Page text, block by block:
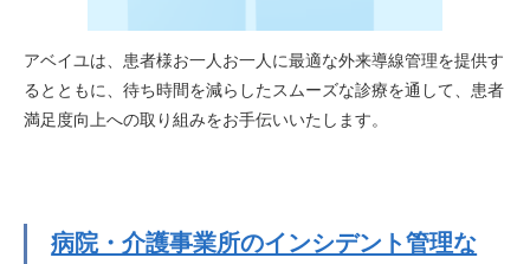
アベイユは、患者様お一人お一人に最適な外来導線管理を提供す
るとともに、待ち時間を減らしたスムーズな診療を通して、患者
満足度向上への取り組みをお手伝いいたします。
病院・介護事業所のインシデント管理な